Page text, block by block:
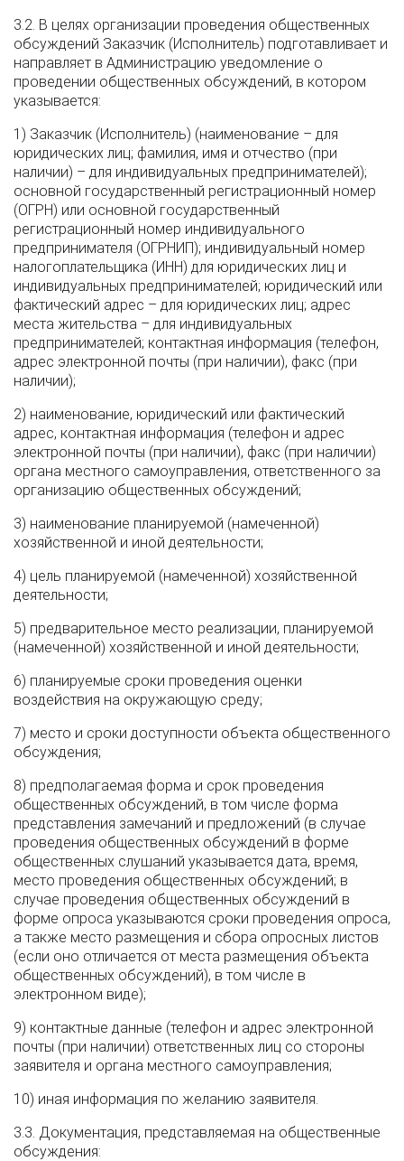
3.2. В целях организации проведения общественных
обсуждений Заказчик (Исполнитель) подготавливает и
направляет в Администрацию уведомление о
проведении общественных обсуждений, в котором
указывается:
1) Заказчик (Исполнитель) (наименование – для
юридических лиц; фамилия, имя и отчество (при
наличии) – для индивидуальных предпринимателей);
основной государственный регистрационный номер
(ОГРН) или основной государственный
регистрационный номер индивидуального
предпринимателя (ОГРНИП); индивидуальный номер
налогоплательщика (ИНН) для юридических лиц и
индивидуальных предпринимателей; юридический или
фактический адрес – для юридических лиц; адрес
места жительства – для индивидуальных
предпринимателей; контактная информация (телефон,
адрес электронной почты (при наличии), факс (при
наличии);
2) наименование, юридический или фактический
адрес, контактная информация (телефон и адрес
электронной почты (при наличии), факс (при наличии)
органа местного самоуправления, ответственного за
организацию общественных обсуждений;
3) наименование планируемой (намеченной)
хозяйственной и иной деятельности;
4) цель планируемой (намеченной) хозяйственной
деятельности;
5) предварительное место реализации, планируемой
(намеченной) хозяйственной и иной деятельности;
6) планируемые сроки проведения оценки
воздействия на окружающую среду;
7) место и сроки доступности объекта общественного
обсуждения;
8) предполагаемая форма и срок проведения
общественных обсуждений, в том числе форма
представления замечаний и предложений (в случае
проведения общественных обсуждений в форме
общественных слушаний указывается дата, время,
место проведения общественных обсуждений; в
случае проведения общественных обсуждений в
форме опроса указываются сроки проведения опроса,
а также место размещения и сбора опросных листов
(если оно отличается от места размещения объекта
общественных обсуждений), в том числе в
электронном виде);
9) контактные данные (телефон и адрес электронной
почты (при наличии) ответственных лиц со стороны
заявителя и органа местного самоуправления;
10) иная информация по желанию заявителя.
3.3. Документация, представляемая на общественные
обсуждения: